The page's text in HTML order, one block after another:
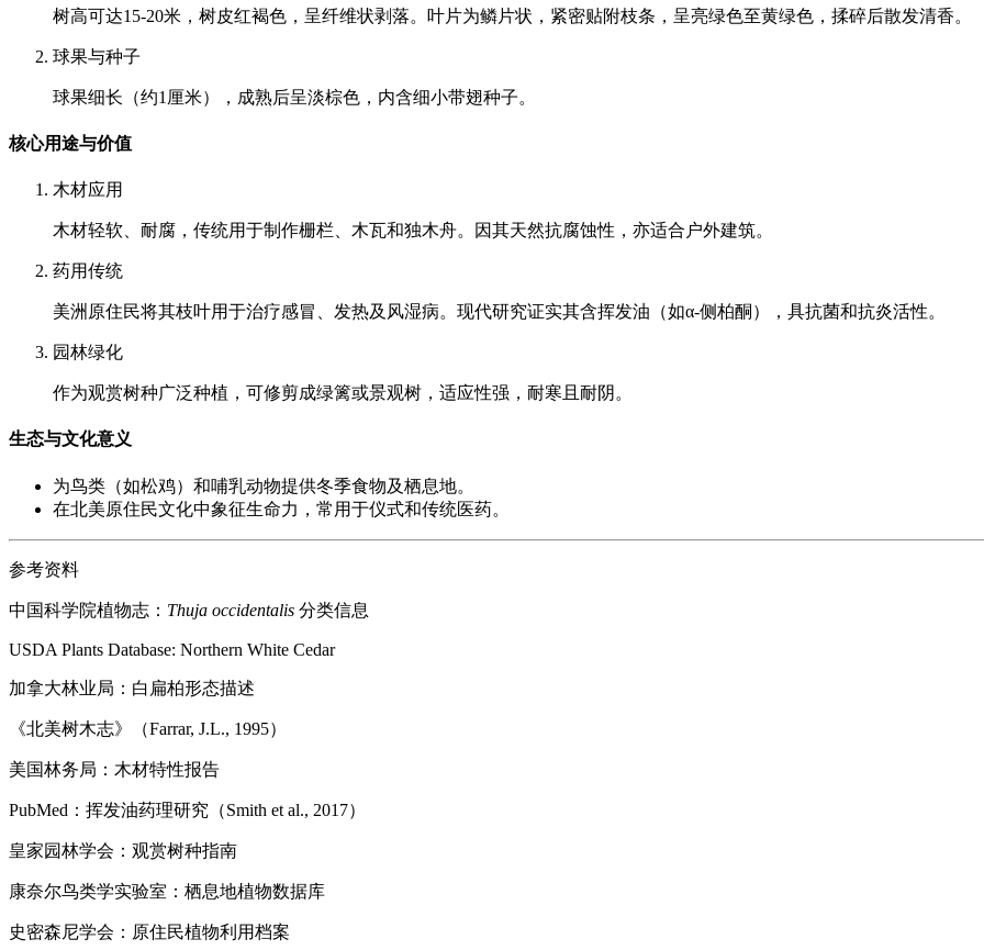
树高可达15-20米，树皮红褐色，呈纤维状剥落。叶片为鳞片状，紧密贴附枝条，呈亮绿色至黄绿色，揉碎后散发清香。
球果与种子
球果细长（约1厘米），成熟后呈淡棕色，内含细小带翅种子。
核心用途与价值
木材应用
木材轻软、耐腐，传统用于制作栅栏、木瓦和独木舟。因其天然抗腐蚀性，亦适合户外建筑。
药用传统
美洲原住民将其枝叶用于治疗感冒、发热及风湿病。现代研究证实其含挥发油（如α-侧柏酮），具抗菌和抗炎活性。
园林绿化
作为观赏树种广泛种植，可修剪成绿篱或景观树，适应性强，耐寒且耐阴。
生态与文化意义
为鸟类（如松鸡）和哺乳动物提供冬季食物及栖息地。
在北美原住民文化中象征生命力，常用于仪式和传统医药。
参考资料
中国科学院植物志： Thuja occidentalis 分类信息
USDA Plants Database: Northern White Cedar
加拿大林业局：白扁柏形态描述
《北美树木志》（Farrar, J.L., 1995）
美国林务局：木材特性报告
PubMed：挥发油药理研究（Smith et al., 2017）
皇家园林学会：观赏树种指南
康奈尔鸟类学实验室：栖息地植物数据库
史密森尼学会：原住民植物利用档案